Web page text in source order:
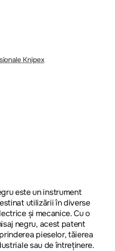
Knipex
este un instrument
utilizării în diverse
și mecanice. Cu o
negru, acest patent
pieselor, tăierea
sau de întreținere.